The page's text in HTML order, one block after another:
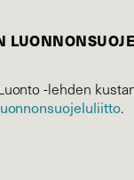
-lehden
.